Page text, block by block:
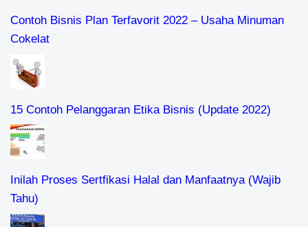
Contoh Bisnis Plan Terfavorit 2022 – Usaha Minuman
Cokelat
15 Contoh Pelanggaran Etika Bisnis (Update 2022)
Inilah Proses Sertfikasi Halal dan Manfaatnya (Wajib
Tahu)